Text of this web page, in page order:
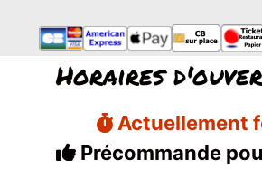
Horaires
Actuellement
Précommande